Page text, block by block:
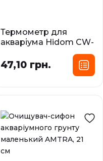
Термометр для
акваріума Нidom CW-
У наявності
47,10 грн.